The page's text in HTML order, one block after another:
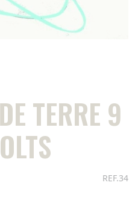
TERRE 9
REF.34